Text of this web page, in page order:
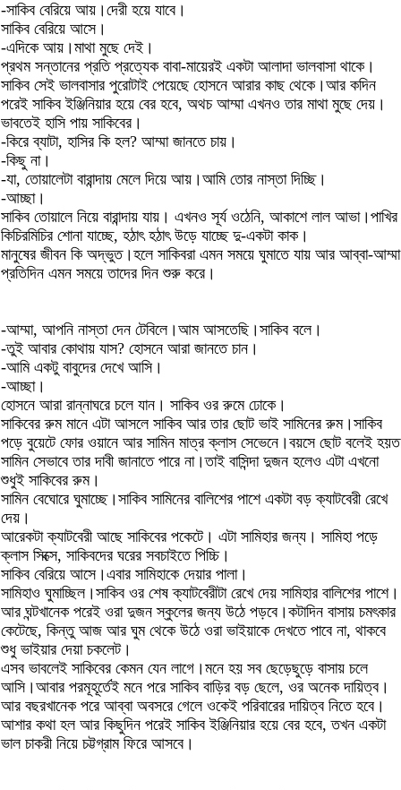
-সাকিব বেরিয়ে আয়।দেরী হয়ে যাবে।
সাকিব বেরিয়ে আসে।
-এদিকে আয়।মাথা মুছে দেই।
প্রথম সন্তানের প্রতি প্রত্যেক বাবা-মায়েরই একটা আলাদা ভালবাসা থাকে।
সাকিব সেই ভালবাসার পুরোটাই পেয়েছে হোসনে আরার কাছ থেকে।আর কদিন
পরেই সাকিব ইঞ্জিনিয়ার হয়ে বের হবে, অথচ আম্মা এখনও তার মাথা মুছে দেয়।
ভাবতেই হাসি পায় সাকিবের।
-কিরে ব্যাটা, হাসির কি হল? আম্মা জানতে চায়।
-কিছু না।
-যা, তোয়ালেটা বারান্দায় মেলে দিয়ে আয়।আমি তোর নাস্তা দিচ্ছি।
-আচ্ছা।
সাকিব তোয়ালে নিয়ে বারান্দায় যায়। এখনও সূর্য ওঠেনি, আকাশে লাল আভা।পাখির
কিচিরমিচির শোনা যাচ্ছে, হঠাৎ হঠাৎ উড়ে যাচ্ছে দু-একটা কাক।
মানুষের জীবন কি অদ্ভুত।হলে সাকিবরা এমন সময়ে ঘুমাতে যায় আর আব্বা-আম্মা
প্রতিদিন এমন সময়ে তাদের দিন শুরু করে।
-আম্মা, আপনি নাস্তা দেন টেবিলে।আম আসতেছি।সাকিব বলে।
-তুই আবার কোথায় যাস? হোসনে আরা জানতে চান।
-আমি একটু বাবুদের দেখে আসি।
-আচ্ছা।
হোসনে আরা রান্নাঘরে চলে যান। সাকিব ওর রুমে ঢোকে।
সাকিবের রুম মানে এটা আসলে সাকিব আর তার ছোট ভাই সামিনের রুম।সাকিব
পড়ে বুয়েটে ফোর ওয়ানে আর সামিন মাত্র ক্লাস সেভেনে।বয়সে ছোট বলেই হয়ত
সামিন সেভাবে তার দাবী জানাতে পারে না।তাই বাসিন্দা দুজন হলেও এটা এখনো
শুধুই সাকিবের রুম।
সামিন বেঘোরে ঘুমাচ্ছে।সাকিব সামিনের বালিশের পাশে একটা বড় ক্যাটবেরী রেখে
দেয়।
আরেকটা ক্যাটবেরী আছে সাকিবের পকেটে। এটা সামিহার জন্য। সামিহা পড়ে
ক্লাস সিক্সে, সাকিবদের ঘরের সবচাইতে পিচ্চি।
সাকিব বেরিয়ে আসে।এবার সামিহাকে দেয়ার পালা।
সামিহাও ঘুমাচ্ছিল।সাকিব ওর শেষ ক্যাটবেরীটা রেখে দেয় সামিহার বালিশের পাশে।
আর ঘন্টখানেক পরেই ওরা দুজন স্কুলের জন্য উঠে পড়বে।কটাদিন বাসায় চমৎকার
কেটেছে, কিন্তু আজ আর ঘুম থেকে উঠে ওরা ভাইয়াকে দেখতে পাবে না, থাকবে
শুধু ভাইয়ার দেয়া চকলেট।
এসব ভাবলেই সাকিবের কেমন যেন লাগে।মনে হয় সব ছেড়েছুড়ে বাসায় চলে
আসি।আবার পরমূহূর্তেই মনে পরে সাকিব বাড়ির বড় ছেলে, ওর অনেক দায়িত্ব।
আর বছরখানেক পরে আব্বা অবসরে গেলে ওকেই পরিবারের দায়িত্ব নিতে হবে।
আশার কথা হল আর কিছুদিন পরেই সাকিব ইঞ্জিনিয়ার হয়ে বের হবে, তখন একটা
ভাল চাকরী নিয়ে চট্টগ্রাম ফিরে আসবে।